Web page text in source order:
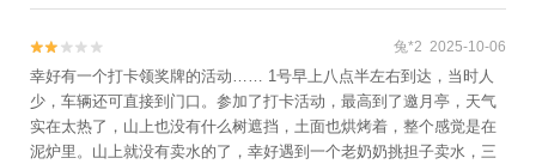

 兔*2 2025-10-06
幸好有一个打卡领奖牌的活动…… 1号早上八点半左右到达，当时人
少，车辆还可直接到门口。参加了打卡活动，最高到了邀月亭，天气
实在太热了，山上也没有什么树遮挡，土面也烘烤着，整个感觉是在
泥炉里。山上就没有卖水的了，幸好遇到一个老奶奶挑担子卖水，三